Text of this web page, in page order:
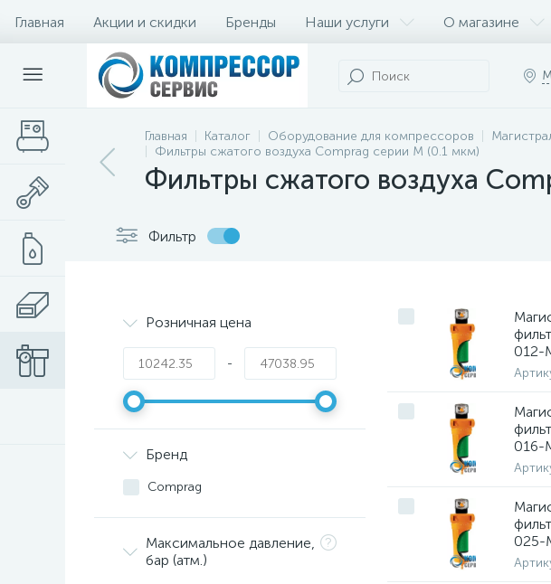
Главная Акции и скидки Бренды Наши услуги О магазине
Главная Каталог Оборудование для компрессоров
Фильтры сжатого воздуха Comprag серии M (0.1 мкм)
Фильтры сжатого воздуха
Фильтр
Розничная цена
-
Бренд
Comprag
Максимальное давление,
бар (атм.)
012-
016-
025-